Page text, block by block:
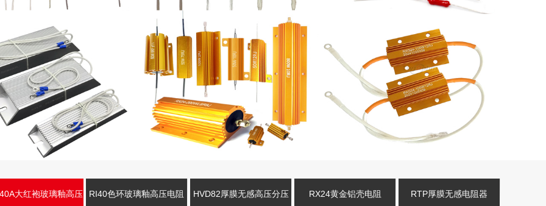
大红袍玻璃釉高压 RI40色环玻璃釉高压电阻 HVD82厚膜无感高压分压 RX24黄金铝壳电阻 RTP厚膜无感电阻器